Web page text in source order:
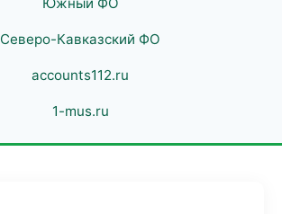
Северо-Кавказский ФО
accounts112.ru
1-mus.ru